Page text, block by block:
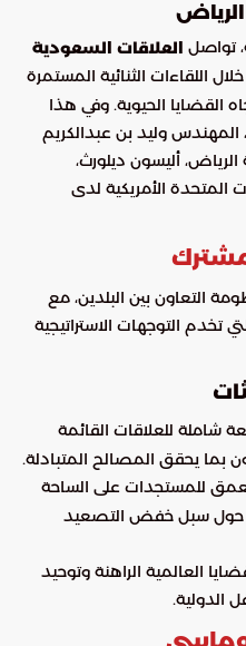
تواصل العلاقات السعودية
اللقاءات الثنائية المستمرة
القضايا الحيوية. وفي هذا
المهندس وليد بن عبدالكريم
الرياض، أليسون ديلورث،
المتحدة الأمريكية لدى
التعاون بين البلدين، مع
تخدم التوجهات الاستراتيجية
شاملة للعلاقات القائمة
بما يحقق المصالح المتبادلة.
للمستجدات على الساحة
حول سبل خفض التصعيد
العالمية الراهنة وتوحيد
الدولية.